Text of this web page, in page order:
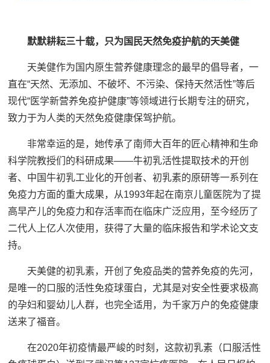
默默耕耘三十载，只为国民天然免疫护航的天美健
天美健作为国内原生营养健康理念的最早的倡导者，一
直在“天然、无添加、不破坏、不污染、保持天然活性”等后
现代“医学新营养免疫护健康”等领域进行长期专注的研究，
致力于为人类的天然免疫健康保驾护航。
非常幸运的是，她传承了南师大百年的匠心精神和生命
科学院教授们的科研成果——牛初乳活性提取技术的开创
者、中国牛初乳工业化的开创者、初乳素的原研等一系列在
免疫力方面的重大成果，从1993年起在南京儿童医院为了提
高早产儿的免疫力和存活率而在临床广泛应用，至今经历了
二代人上亿人次使用，获得了大量的临床报告和学术论文支
持。
天美健的初乳素，开创了免疫品类的营养免疫的先河，
是唯一的口服的活性免疫球蛋白，尤其是对安全性要求极高
的孕妇和婴幼儿人群，也完全适用，为千家万户的免疫健康
送来了福音。
在2020年初疫情最严峻的时刻，这款初乳素（口服活性